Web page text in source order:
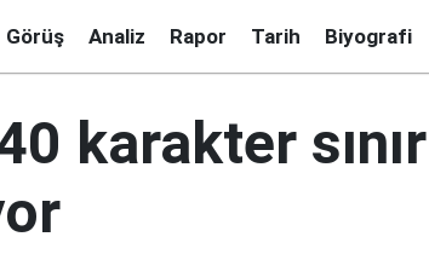
Görüş Analiz Rapor Tarih Biyografi
karakter